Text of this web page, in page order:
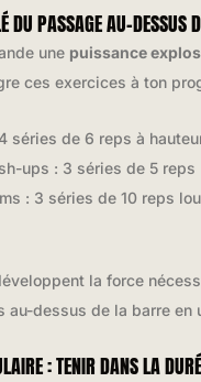
DU PASSAGE AU-DESSUS
une puissance
ces exercices à ton
séries de 6 reps à
ups : 3 séries de 5 reps
: 3 séries de 10 reps
la force
au-dessus de la barre en
: TENIR DANS LA